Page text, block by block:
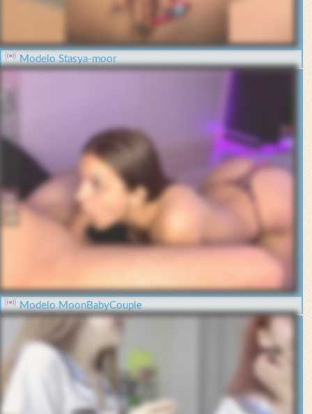
Modelo Stasya-moor
Modelo MoonBabyCouple